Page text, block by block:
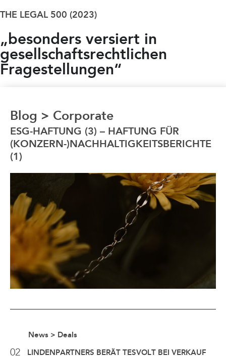
THE LEGAL 500 (2023)
„besonders versiert in
gesellschaftsrechtlichen
Fragestellungen“
Blog > Corporate
ESG-HAFTUNG (3) – HAFTUNG FÜR
(KONZERN-)NACHHALTIGKEITSBERICHTE
(1)
News > Deals
02
LINDENPARTNERS BERÄT TESVOLT BEI VERKAUF